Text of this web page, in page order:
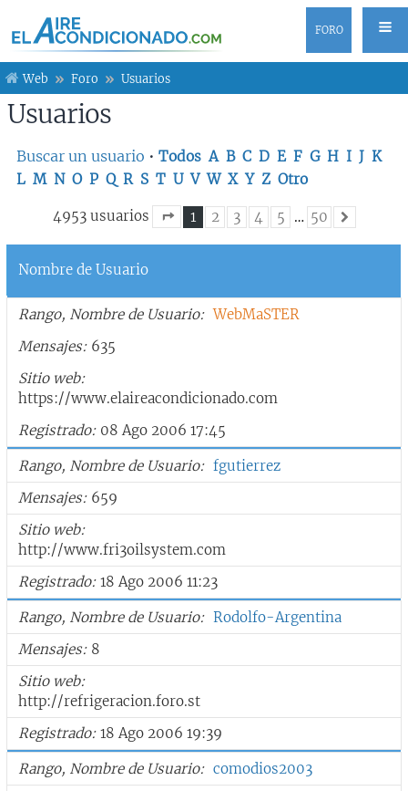
FORO
Web Foro Usuarios
Usuarios
Buscar un usuario • Todos A B C D E F G H I J K
L M N O P Q R S T U V W X Y Z Otro
4953 usuarios
Página1de50
1 2 3 4 5 … 50
Siguiente
Nombre de Usuario
Rango, Nombre de Usuario
WebMaSTER
Mensajes 635
Sitio web
https://www.elaireacondicionado.com
Registrado 08 Ago 2006 17:45
Rango, Nombre de Usuario
fgutierrez
Mensajes 659
Sitio web
http://www.fri3oilsystem.com
Registrado 18 Ago 2006 11:23
Rango, Nombre de Usuario
Rodolfo-Argentina
Mensajes 8
Sitio web
http://refrigeracion.foro.st
Registrado 18 Ago 2006 19:39
Rango, Nombre de Usuario
comodios2003